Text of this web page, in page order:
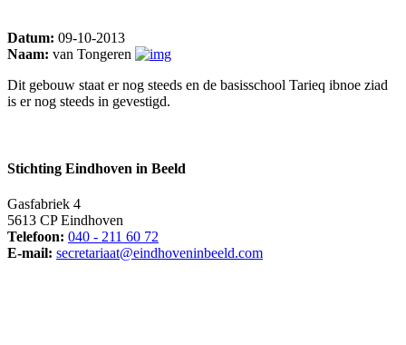
Datum: 09-10-2013
Naam: van Tongeren
Dit gebouw staat er nog steeds en de basisschool Tarieq ibnoe ziad
is er nog steeds in gevestigd.
Stichting Eindhoven in Beeld
Gasfabriek 4
5613 CP Eindhoven
Telefoon: 040 - 211 60 72
E-mail: secretariaat@eindhoveninbeeld.com